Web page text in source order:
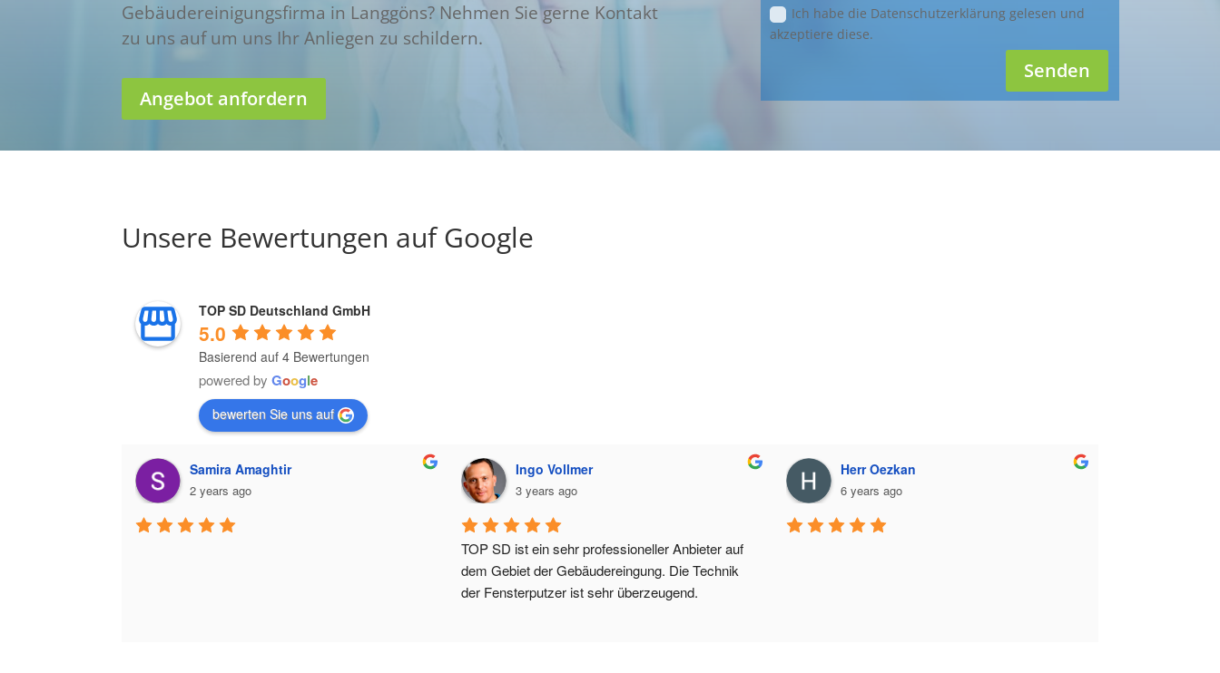
Gebäudereinigungsfirma in Langgöns? Nehmen Sie gerne Kontakt
zu uns auf um uns Ihr Anliegen zu schildern.
Angebot anfordern
Ich habe die Datenschutzerklärung gelesen und
akzeptiere diese.
Senden
Unsere Bewertungen auf Google
TOP SD Deutschland GmbH
5.0
Basierend auf 4 Bewertungen
powered byGoogle
bewerten Sie uns auf
Samira Amaghtir
2 years ago
Ingo Vollmer
3 years ago
TOP SD ist ein sehr professioneller Anbieter auf
dem Gebiet der Gebäudereingung. Die Technik
der Fensterputzer ist sehr überzeugend.
Herr Oezkan
6 years ago